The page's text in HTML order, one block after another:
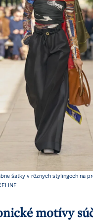
šatky v rôznych stylingoch na
motívy